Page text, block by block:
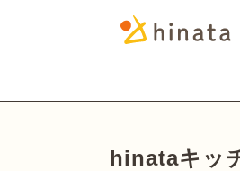
hinataキッ